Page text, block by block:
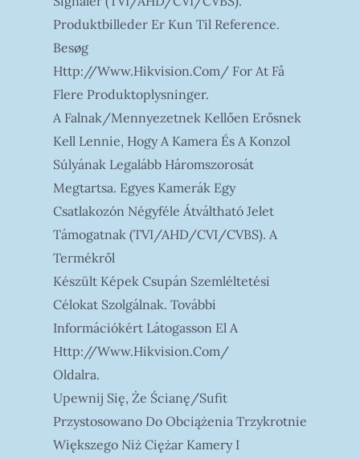
Produktbilleder Er Kun Til Reference.
Besøg
Http://www.hikvision.com/ For At Få
Flere Produktoplysninger.
A Falnak/mennyezetnek Kellően Erősnek
Kell Lennie, Hogy A Kamera És A Konzol
Súlyának Legalább Háromszorosát
Megtartsa. Egyes Kamerák Egy
Csatlakozón Négyféle Átváltható Jelet
Támogatnak (TVI/AHD/CVI/CVBS). A
Termékről
Készült Képek Csupán Szemléltetési
Célokat Szolgálnak. További
Információkért Látogasson El A
Http://www.hikvision.com/
Oldalra.
Upewnij Się, Że Ścianę/sufit
Przystosowano Do Obciążenia Trzykrotnie
Większego Niż Ciężar Kamery I